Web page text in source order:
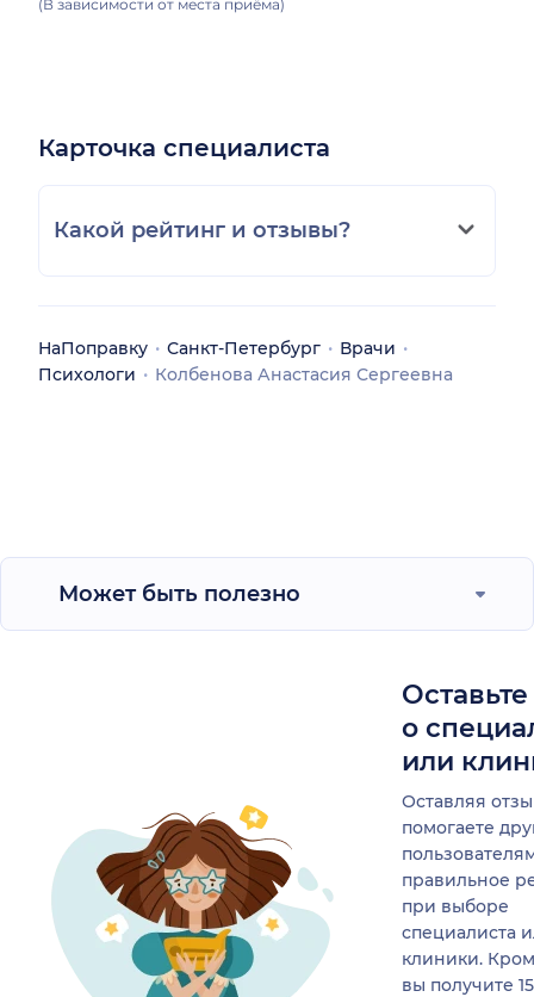
(В зависимости от места приёма)
Карточка специалиста
Какой рейтинг и отзывы?
НаПоправку Санкт-Петербург
Врачи
Психологи
Колбенова Анастасия Сергеевна
Может быть полезно
о
или
Оставляя
помогаете
правильное
при выборе
специалиста
клиники.
вы получите